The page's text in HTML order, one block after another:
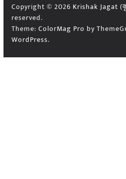
Copyright © 2026 Krishak Jagat
reserved.
Theme: ColorMag Pro by
WordPress.